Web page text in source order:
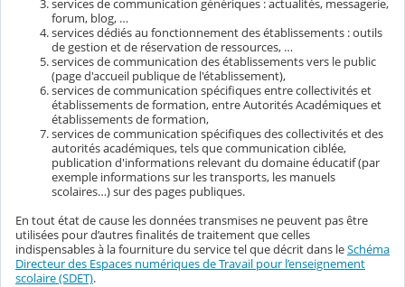
services de communication génériques : actualités, messagerie,
forum, blog, …
services dédiés au fonctionnement des établissements : outils
de gestion et de réservation de ressources, …
services de communication des établissements vers le public
(page d'accueil publique de l'établissement),
services de communication spécifiques entre collectivités et
établissements de formation, entre Autorités Académiques et
établissements de formation,
services de communication spécifiques des collectivités et des
autorités académiques, tels que communication ciblée,
publication d'informations relevant du domaine éducatif (par
exemple informations sur les transports, les manuels
scolaires…) sur des pages publiques.
En tout état de cause les données transmises ne peuvent pas être
utilisées pour d’autres finalités de traitement que celles
indispensables à la fourniture du service tel que décrit dans leSchéma
Directeur des Espaces numériques de Travail pour l’enseignement
scolaire (SDET).